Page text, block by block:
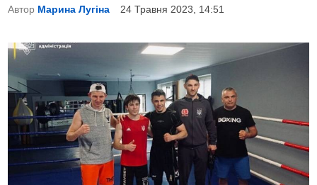
iАвтор Марина Лугіна 24 Травня 2023, 14:51